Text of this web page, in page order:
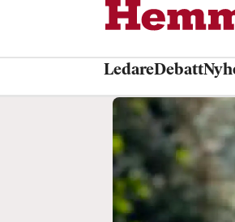
LedareDebatt